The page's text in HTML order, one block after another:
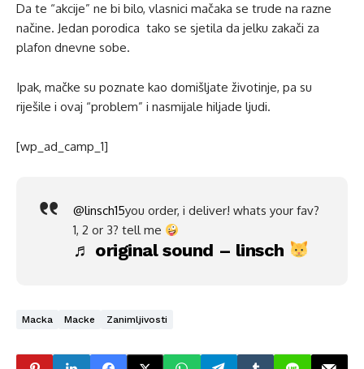
Da te “akcije” ne bi bilo, vlasnici mačaka se trude na razne
načine. Jedan porodica tako se sjetila da jelku zakači za
plafon dnevne sobe.
Ipak, mačke su poznate kao domišljate životinje, pa su
riješile i ovaj “problem” i nasmijale hiljade ljudi.
[wp_ad_camp_1]
@linsch15you order, i deliver! whats your fav?
1, 2 or 3? tell me
♬ original sound – linsch
Macka Macke Zanimljivosti